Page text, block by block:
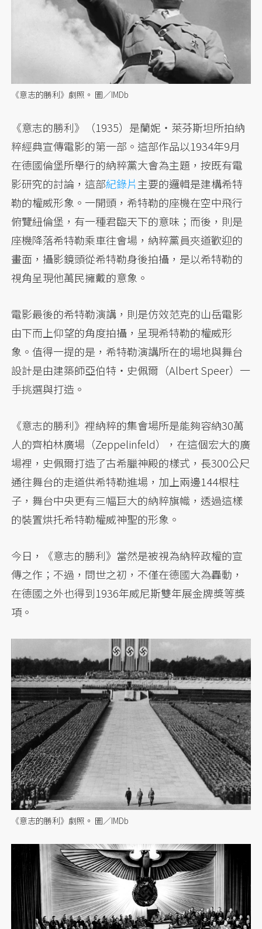
《意志的勝利》劇照。 圖／IMDb
《意志的勝利》（1935）是蘭妮・萊芬斯坦所拍納
粹經典宣傳電影的第一部。這部作品以1934年9月
在德國倫堡所舉行的納粹黨大會為主題，按既有電
影研究的討論，這部紀錄片主要的邏輯是建構希特
勒的權威形象。一開頭，希特勒的座機在空中飛行
俯覽紐倫堡，有一種君臨天下的意味；而後，則是
座機降落希特勒乘車往會場，納粹黨員夾道歡迎的
畫面，攝影鏡頭從希特勒身後拍攝，是以希特勒的
視角呈現他萬民擁戴的意象。
電影最後的希特勒演講，則是仿效范克的山岳電影
由下而上仰望的角度拍攝，呈現希特勒的權威形
象。值得一提的是，希特勒演講所在的場地與舞台
設計是由建築師亞伯特・史佩爾（Albert Speer）一
手挑選與打造。
《意志的勝利》裡納粹的集會場所是能夠容納30萬
人的齊柏林廣場（Zeppelinfeld），在這個宏大的廣
場裡，史佩爾打造了古希臘神殿的樣式，長300公尺
通往舞台的走道供希特勒進場，加上兩邊144根柱
子，舞台中央更有三幅巨大的納粹旗幟，透過這樣
的裝置烘托希特勒權威神聖的形象。
今日，《意志的勝利》當然是被視為納粹政權的宣
傳之作；不過，問世之初，不僅在德國大為轟動，
在德國之外也得到1936年威尼斯雙年展金牌獎等獎
項。
《意志的勝利》劇照。 圖／IMDb